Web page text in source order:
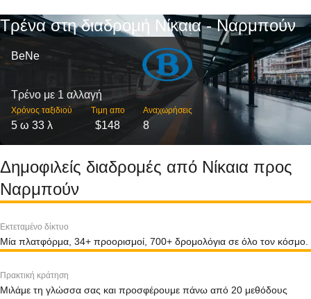
Τρένα στη διαδρομή Νίκαια - Ναρμπούν
BeNe
Τρένο με 1 αλλαγή
Χρόνος ταξιδιού
5 ω 33 λ
Τιμη απο
$148
Αναχωρήσεις
8
Δημοφιλείς διαδρομές από Νίκαια προς
Ναρμπούν
Εκτεταμένο δίκτυο
Μία πλατφόρμα, 34+ προορισμοί, 700+ δρομολόγια σε όλο τον κόσμο.
Πρακτική κράτηση
Μιλάμε τη γλώσσα σας και προσφέρουμε πάνω από 20 μεθόδους